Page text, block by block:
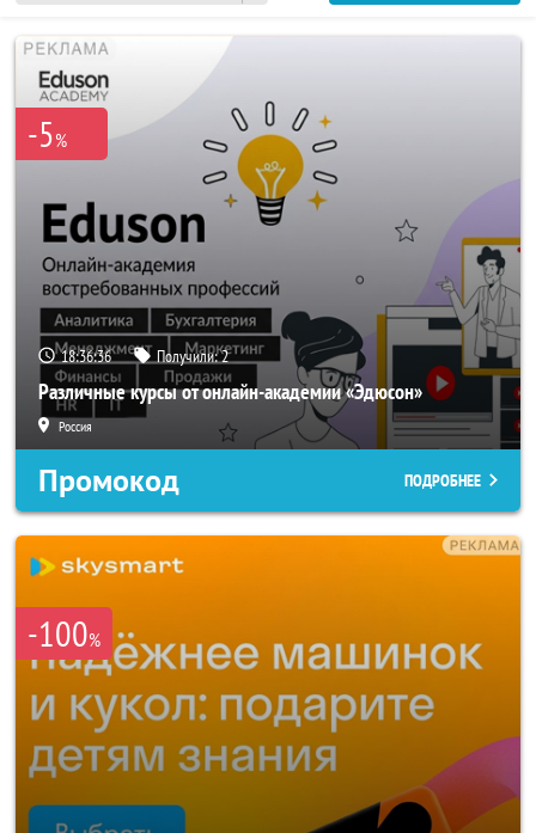
-5%
18:36:35 Получили:2
Различные курсы от онлайн-академии «Эдюсон»
Россия
Промокод ПОДРОБНЕЕ
-100%